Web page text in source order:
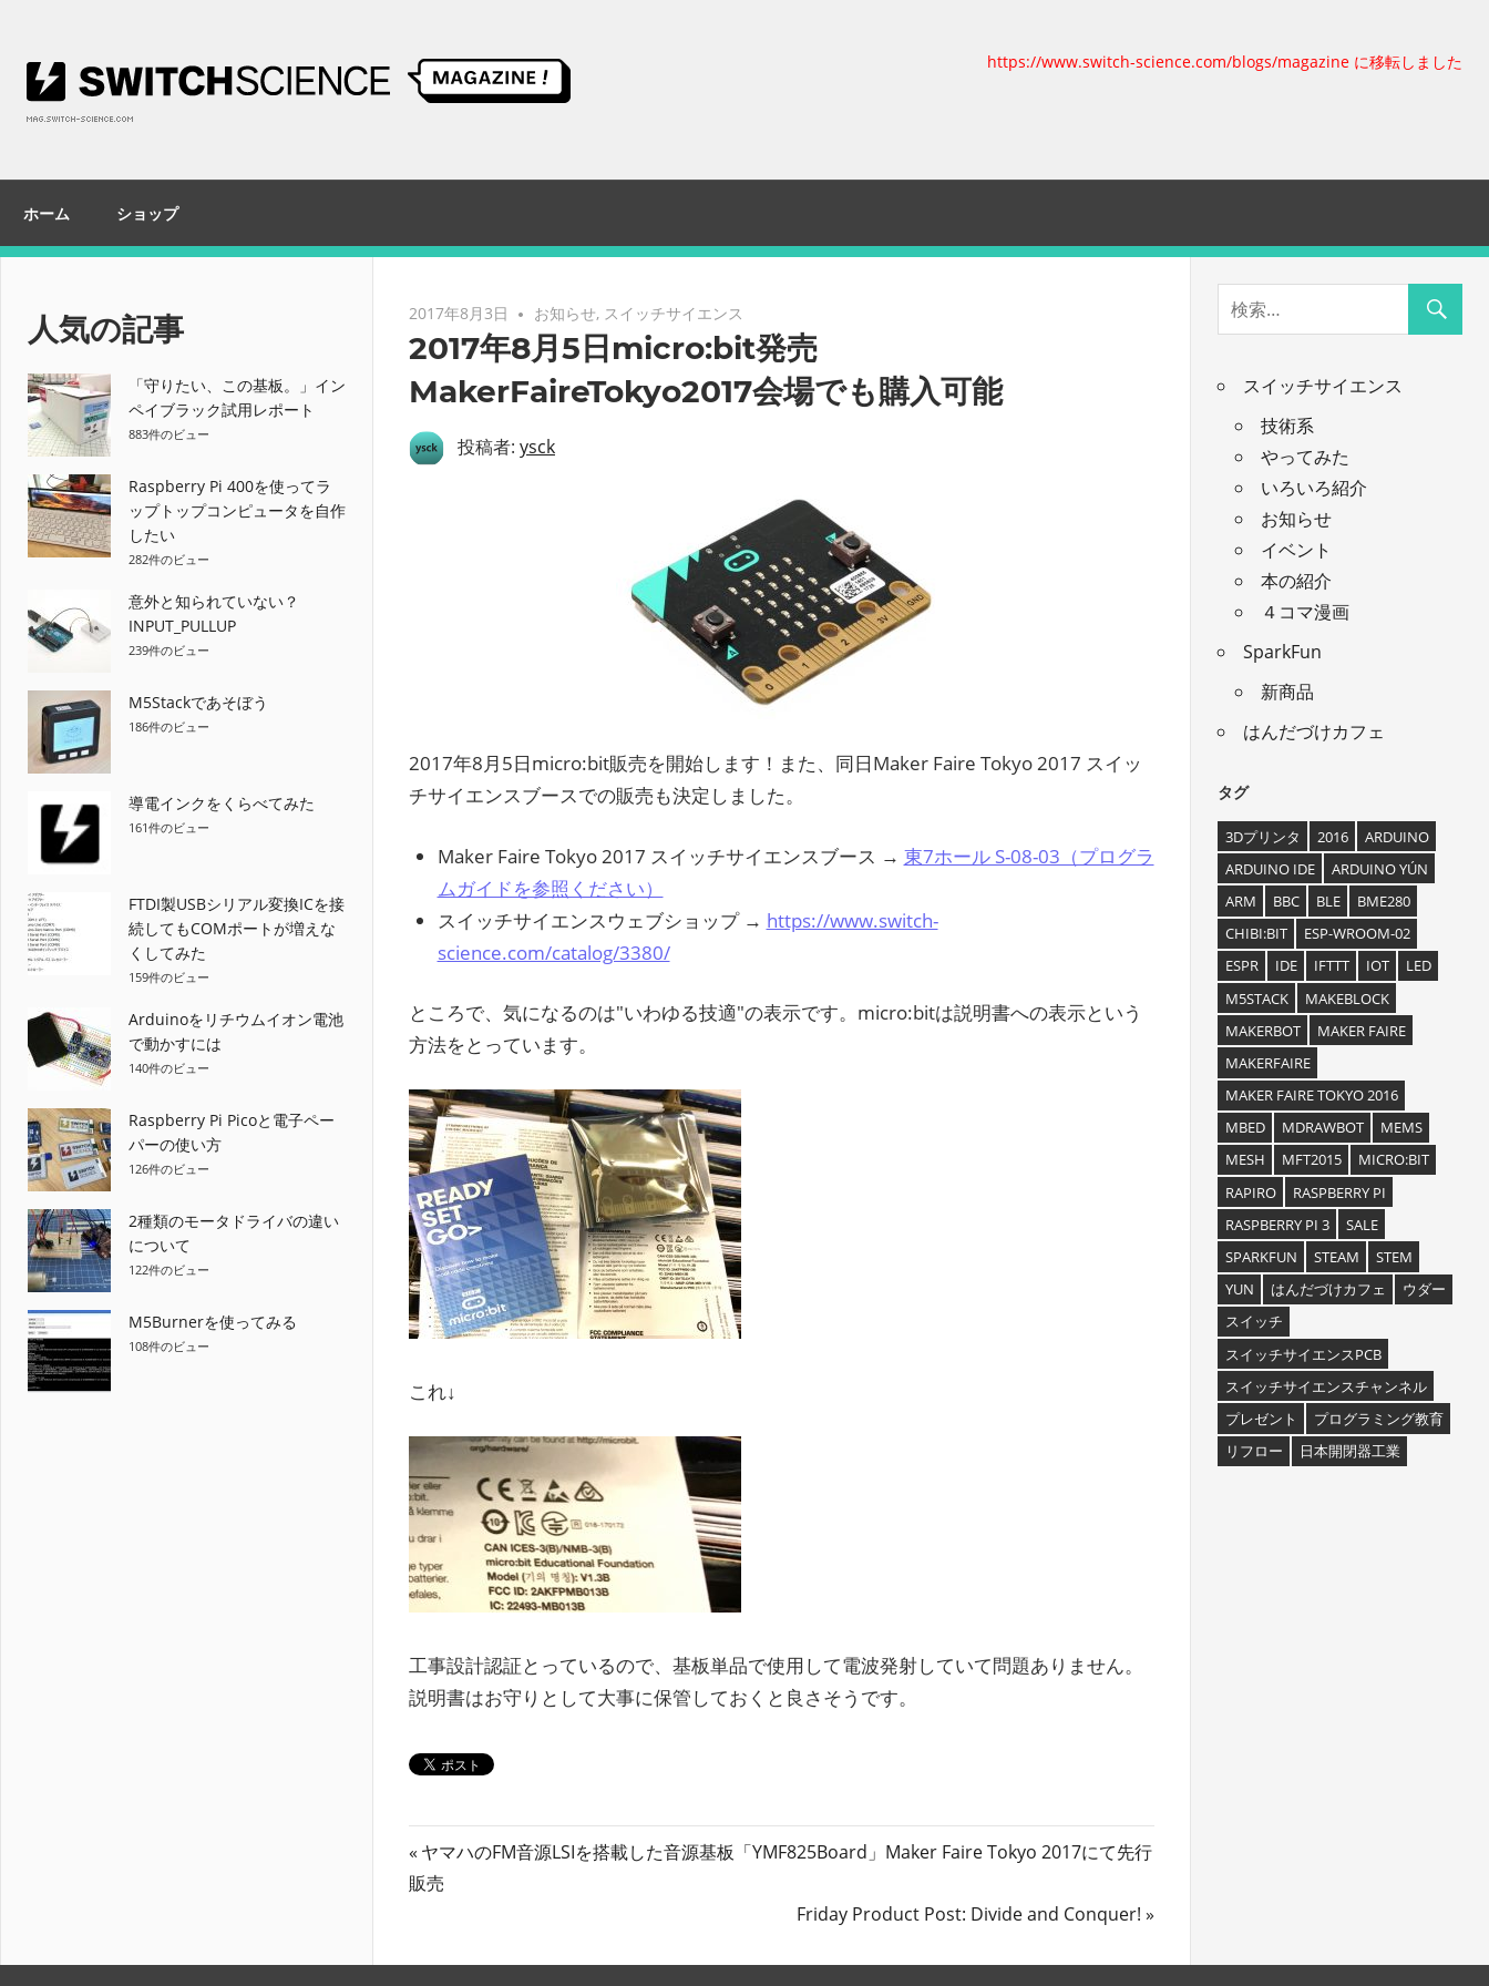
ッ
ッ
チ
サ
イ
ス
ジ
ン
https://www.switch-science.com/blogs/magazine に移転しました
ホーム ショップ
2017年8月3日 お知らせ, スイッチサイエンス
2017年8月5日micro:bit発売
MakerFaireTokyo2017会場でも購入可能
投稿者: ysck
2017年8月5日micro:bit販売を開始します！また、同日Maker Faire Tokyo 2017 スイッ
チサイエンスブースでの販売も決定しました。
Maker Faire Tokyo 2017 スイッチサイエンスブース → 東7ホール S-08-03（プログラ
ムガイドを参照ください）
スイッチサイエンスウェブショップ → https://www.switch-
science.com/catalog/3380/
ところで、気になるのは"いわゆる技適"の表示です。micro:bitは説明書への表示という
方法をとっています。
これ↓
工事設計認証とっているので、基板単品で使用して電波発射していて問題ありません。
説明書はお守りとして大事に保管しておくと良さそうです。
投
稿
前
の
ヤマハのFM音源LSIを搭載した音源基板「YMF825Board」Maker Faire Tokyo 2017にて先行
販売
次
Friday Product Post: Divide and Conquer!
人気の記事
「守りたい、この基板。」イン
ペイブラック試用レポート
883件のビュー
Raspberry Pi 400を使ってラ
ップトップコンピュータを自作
したい
282件のビュー
意外と知られていない？
INPUT_PULLUP
239件のビュー
M5Stackであそぼう
186件のビュー
導電インクをくらべてみた
161件のビュー
FTDI製USBシリアル変換ICを接
続してもCOMポートが増えな
くしてみた
159件のビュー
Arduinoをリチウムイオン電池
で動かすには
140件のビュー
Raspberry Pi Picoと電子ペー
パーの使い方
126件のビュー
2種類のモータドライバの違い
について
122件のビュー
M5Burnerを使ってみる
108件のビュー
スイッチサイエンス
技術系
やってみた
いろいろ紹介
お知らせ
イベント
本の紹介
４コマ漫画
SparkFun
新商品
はんだづけカフェ
タグ
3Dプリンタ 2016
ARDUINO
ARDUINO IDE
ARDUINO YÚN
ARM
BBC BLE
BME280
CHIBI:BIT
ESP-WROOM-02
ESPR
IDE IFTTT IOT
LED
M5STACK
MAKEBLOCK
MAKERBOT
MAKER FAIRE
MAKERFAIRE
MAKER FAIRE TOKYO 2016
MBED
MDRAWBOT
MEMS
MESH
MFT2015
MICRO:BIT
RAPIRO
RASPBERRY PI
RASPBERRY PI 3
SALE
SPARKFUN
STEAM
STEM
YUN
はんだづけカフェ
ウダー
スイッチ
スイッチサイエンスPCB
スイッチサイエンスチャンネル
プレゼント
プログラミング教育
リフロー
日本開閉器工業